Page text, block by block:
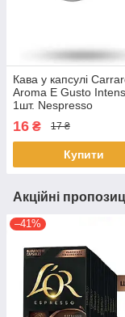
Кава у капсулі
Aroma E Gusto
1шт. Nespresso
16 ₴ 17 ₴
Купити
Акційні
–41%